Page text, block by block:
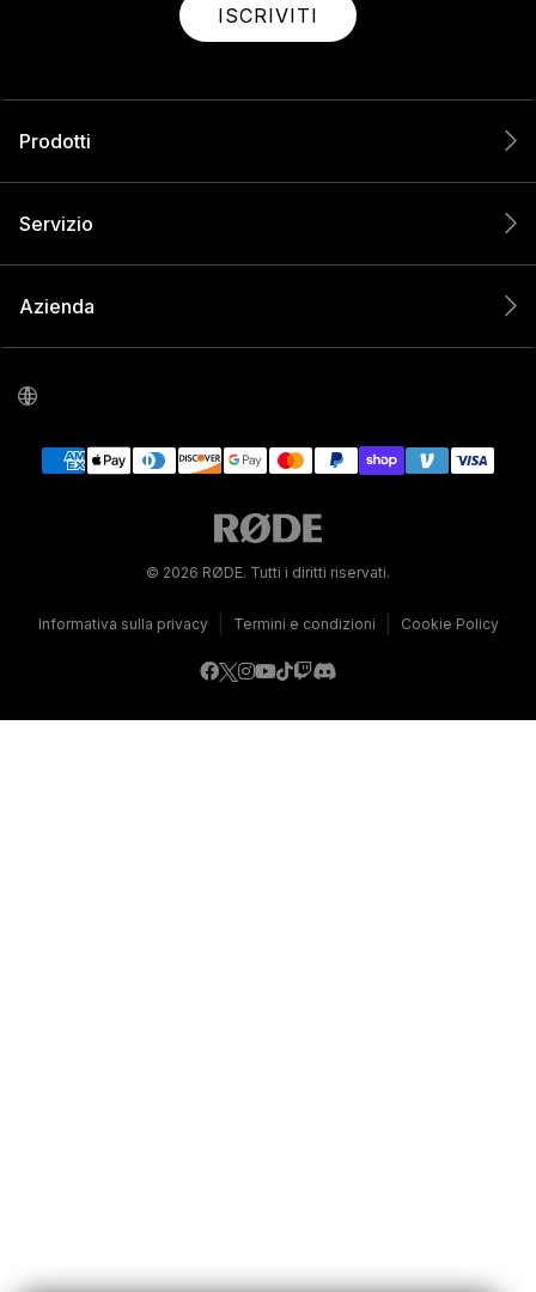
ISCRIVITI
Prodotti
Servizio
Azienda
© 2026 RØDE. Tutti i diritti riservati.
Informativa sulla privacy Termini e condizioni Cookie Policy